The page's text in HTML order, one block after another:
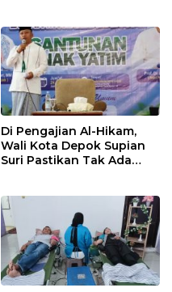
Di Pengajian Al-Hikam,
Wali Kota Depok Supian
Suri Pastikan Tak Ada